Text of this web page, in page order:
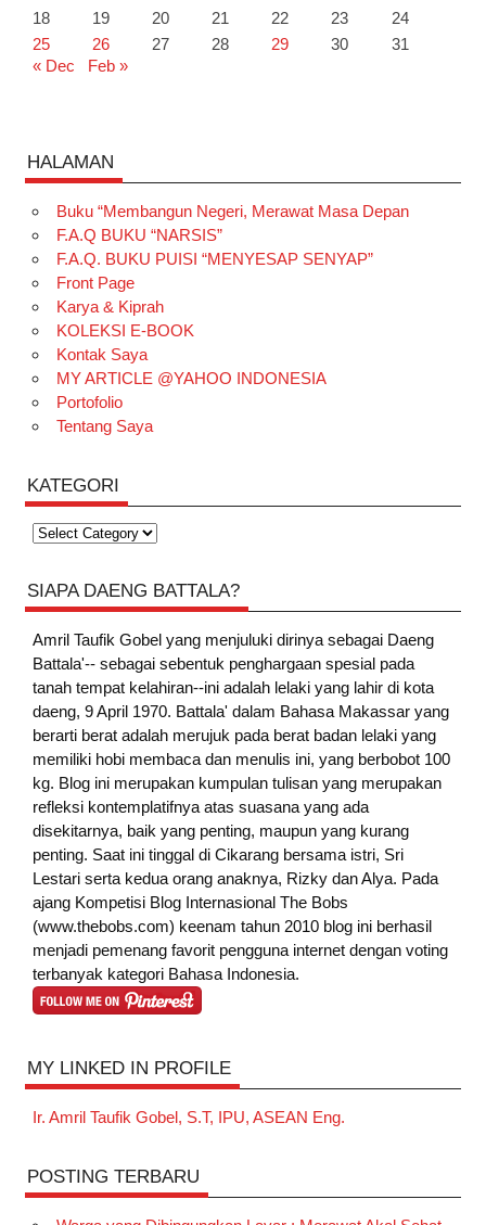
18
19 20 21 22 23
24
25
26 27 28 29 30
31
« Dec
Feb »
HALAMAN
Buku “Membangun Negeri, Merawat Masa Depan
F.A.Q BUKU “NARSIS”
F.A.Q. BUKU PUISI “MENYESAP SENYAP”
Front Page
Karya & Kiprah
KOLEKSI E-BOOK
Kontak Saya
MY ARTICLE @YAHOO INDONESIA
Portofolio
Tentang Saya
KATEGORI
Kategori
SIAPA DAENG BATTALA?
Amril Taufik Gobelyang menjuluki dirinya sebagai Daeng
Battala'-- sebagai sebentuk penghargaan spesial pada
tanah tempat kelahiran--ini adalah lelaki yang lahir di kota
daeng, 9 April 1970. Battala' dalam Bahasa Makassar yang
berarti berat adalah merujuk pada berat badan lelaki yang
memiliki hobi membaca dan menulis ini, yang berbobot 100
kg. Blog ini merupakan kumpulan tulisan yang merupakan
refleksi kontemplatifnya atas suasana yang ada
disekitarnya, baik yang penting, maupun yang kurang
penting. Saat ini tinggal di Cikarang bersama istri, Sri
Lestari serta kedua orang anaknya, Rizky dan Alya. Pada
ajang Kompetisi Blog Internasional The Bobs
(www.thebobs.com) keenam tahun 2010 blog ini berhasil
menjadi pemenang favorit pengguna internet dengan voting
terbanyak kategori Bahasa Indonesia.
MY LINKED IN PROFILE
Ir. Amril Taufik Gobel, S.T, IPU, ASEAN Eng.
POSTING TERBARU